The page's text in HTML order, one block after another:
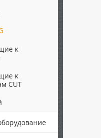
к
к
CUT